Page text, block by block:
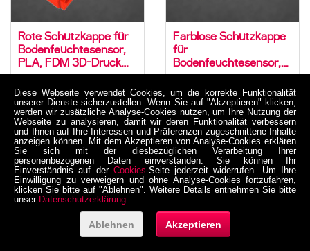
Rote Schutzkappe für
Bodenfeuchtesensor,
PLA, FDM 3D-Druck
Gehäuse
3,05 €
inkl. MwSt. zzgl. Versand
Netto 2,563025 €
Farblose Schutzkappe
für
Bodenfeuchtesensor,
PLA, FDM 3D-Druck
Gehäuse
3,05 €
inkl. MwSt. zzgl. Versand
Netto 2,563025 €
Diese Webseite verwendet Cookies, um die korrekte Funktionalität
unserer Dienste sicherzustellen. Wenn Sie auf "Akzeptieren" klicken,
werden wir zusätzliche Analyse-Cookies nutzen, um Ihre Nutzung der
Webseite zu analysieren, damit wir deren Funktionalität verbessern
und Ihnen auf Ihre Interessen und Präferenzen zugeschnittene Inhalte
anzeigen können. Mit dem Akzeptieren von Analyse-Cookies erklären
Sie sich mit der diesbezüglichen Verarbeitung Ihrer
personenbezogenen Daten einverstanden. Sie können Ihr
Einverständnis auf der Cookies-Seite jederzeit widerrufen. Um Ihre
Einwilligung zu verweigern und ohne Analyse-Cookies fortzufahren,
klicken Sie bitte auf "Ablehnen". Weitere Details entnehmen Sie bitte
unser Datenschutzerklärung.
Ablehnen Akzeptieren